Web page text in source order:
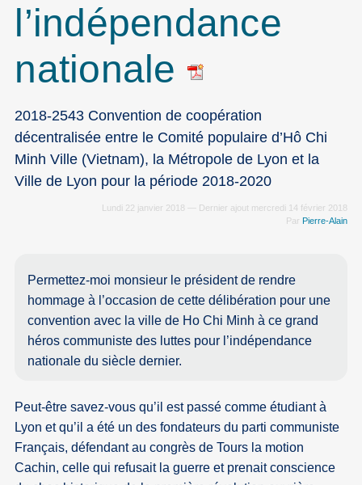
l’indépendance
nationale
2018-2543 Convention de coopération
décentralisée entre le Comité populaire d’Hô Chi
Minh Ville (Vietnam), la Métropole de Lyon et la
Ville de Lyon pour la période 2018-2020
Lundi 22 janvier 2018 — Dernier ajout mercredi 14 février 2018
Par Pierre-Alain
Permettez-moi monsieur le président de rendre
hommage à l’occasion de cette délibération pour une
convention avec la ville de Ho Chi Minh à ce grand
héros communiste des luttes pour l’indépendance
nationale du siècle dernier.
Peut-être savez-vous qu’il est passé comme étudiant à
Lyon et qu’il a été un des fondateurs du parti communiste
Français, défendant au congrès de Tours la motion
Cachin, celle qui refusait la guerre et prenait conscience